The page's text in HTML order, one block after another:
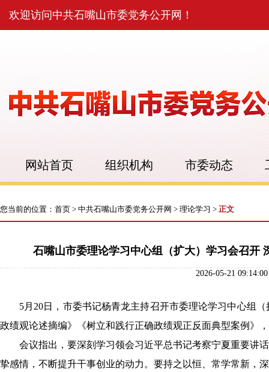
欢迎访问中共石嘴山市委党务公开网！
网站首页 组织机构 市委动态
您当前的位置： 首页 > 中共石嘴山市委党务公开网 > 理论学习 > 正文
石嘴山市委理论学习中心组（扩大）学习会召开
2026-05-21
5月20日，市委书记杨青龙主持召开市委理论学习中心组
政绩观论述摘编》《树立和践行正确政绩观正反面典型案例》
会议指出，要深刻学习领会习近平总书记考察宁夏重要讲
挚感情，不断提升干事创业的动力。要持之以恒、常学常新，